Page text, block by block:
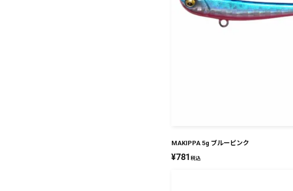
MAKIPPA 5g ブルーピンク
¥781 税込